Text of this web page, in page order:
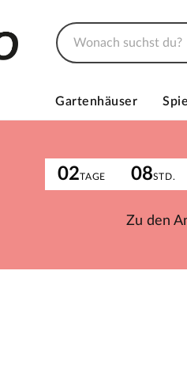
Gartenhäuser
02TAGE 08STD.
Zu den